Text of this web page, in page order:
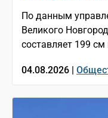
По данным
Великого
составляет 199
04.08.2026 |